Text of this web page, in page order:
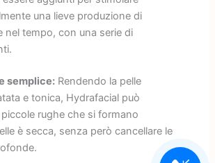
una lieve produzione di
nel tempo, con una serie di
semplice:Rendendo la pelle
e tonica, Hydrafacial può
rughe che si formano
è secca, senza però cancellare le